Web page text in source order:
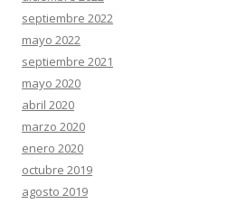
septiembre 2022
mayo 2022
septiembre 2021
mayo 2020
abril 2020
marzo 2020
enero 2020
octubre 2019
agosto 2019